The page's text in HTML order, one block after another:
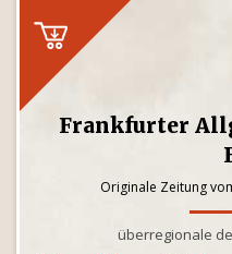
Frankfurter
Originale Zeitung
überregionale